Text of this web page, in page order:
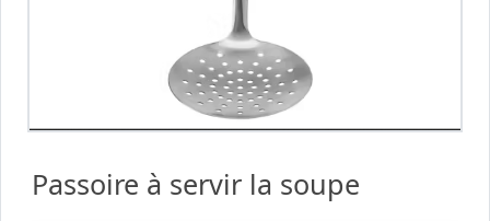
Passoire à servir la soupe